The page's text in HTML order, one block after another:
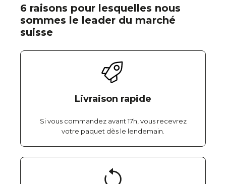
6 raisons pour lesquelles nous
sommes le leader du marché
suisse
Livraison rapide
Si vous commandez avant 17h, vous recevrez
votre paquet dès le lendemain.